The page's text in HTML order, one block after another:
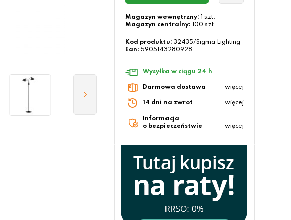
Magazyn wewnętrzny: 1 szt.
Magazyn centralny: 100 szt.
Kod produktu: 32435/Sigma Lighting
Ean: 5905143280928
Wysyłka w ciągu 24 h
Darmowa dostawa więcej
14 dni na zwrot więcej
Informacja
o bezpieczeństwie
więcej